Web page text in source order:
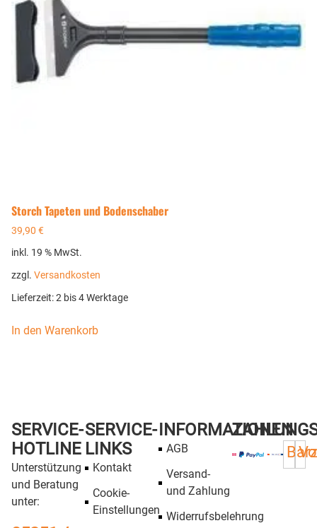
Storch Tapeten und Bodenschaber
39,90 €
inkl. 19 % MwSt.
zzgl. Versandkosten
Lieferzeit:2 bis 4 Werktage
In den Warenkorb
SERVICE-
HOTLINE
Unterstützung
und Beratung
unter:
SERVICE-
LINKS
Kontakt
Cookie-
Einstellungen
INFORMATIONEN
AGB
Versand-
und Zahlung
Widerrufsbelehrung